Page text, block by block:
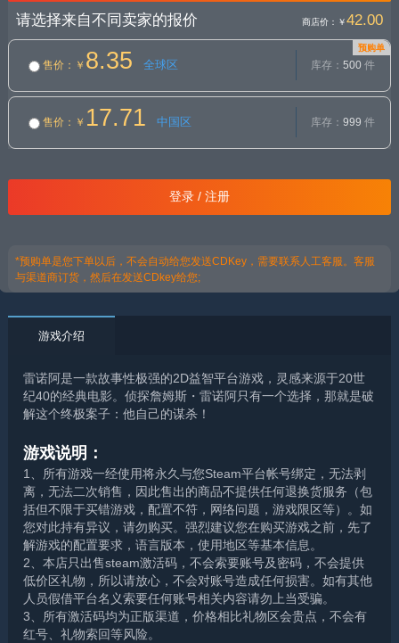
请选择来自不同卖家的报价 商店价： ￥42.00
预购单
售价 ：￥ 8.35 全球区 库存： 500件
售价 ：￥ 17.71 中国区 库存： 999 件
登录 / 注册
*预购单是您下单以后，不会自动给您发送CDKey，需要联系人工客服。客服
与渠道商订货，然后在发送CDkey给您;
游戏介绍
雷诺阿是一款故事性极强的2D益智平台游戏，灵感来源于20世
纪40的经典电影。侦探詹姆斯・雷诺阿只有一个选择，那就是破
解这个终极案子：他自己的谋杀！
游戏说明：
1、所有游戏一经使用将永久与您Steam平台帐号绑定，无法剥
离，无法二次销售，因此售出的商品不提供任何退换货服务（包
括但不限于买错游戏，配置不符，网络问题，游戏限区等）。如
您对此持有异议，请勿购买。强烈建议您在购买游戏之前，先了
解游戏的配置要求，语言版本，使用地区等基本信息。
2、本店只出售steam激活码，不会索要账号及密码，不会提供
低价区礼物，所以请放心，不会对账号造成任何损害。如有其他
人员假借平台名义索要任何账号相关内容请勿上当受骗。
3、所有激活码均为正版渠道，价格相比礼物区会贵点，不会有
红号、礼物索回等风险。